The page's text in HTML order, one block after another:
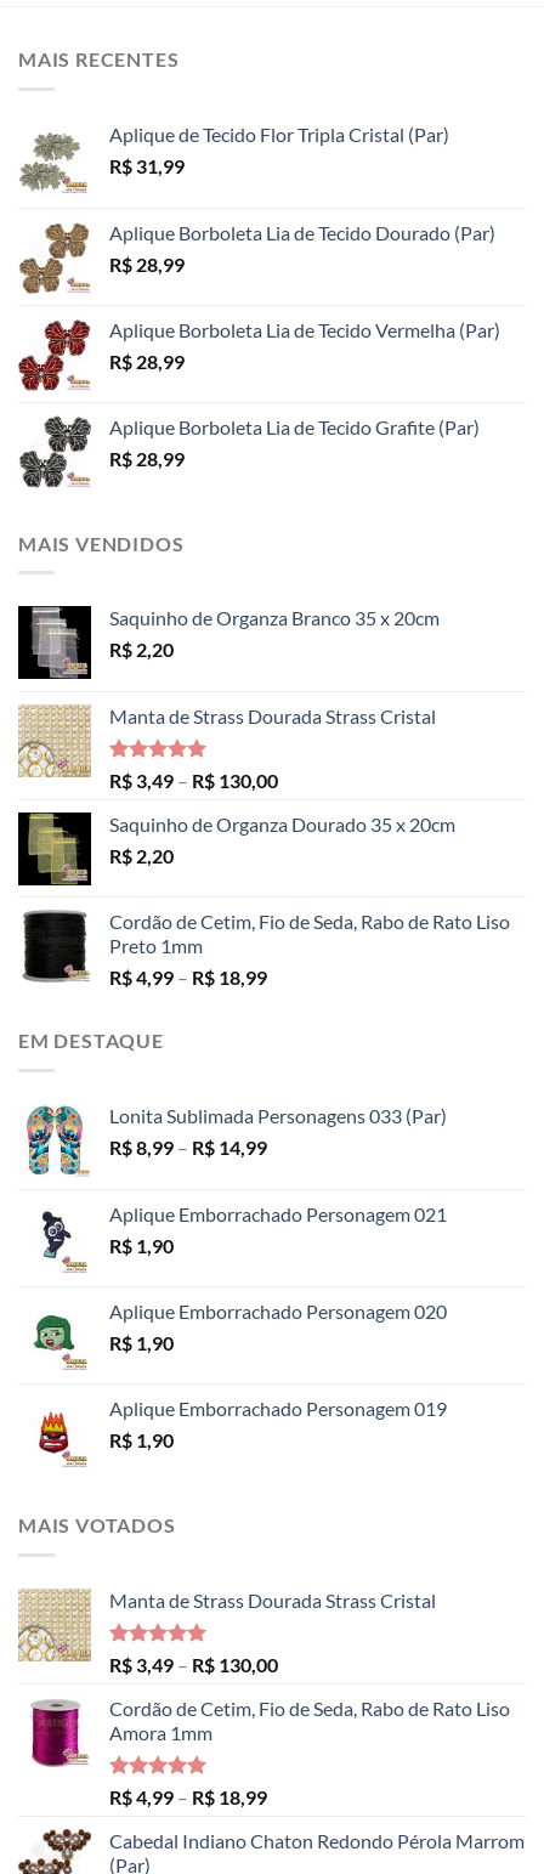
MAIS RECENTES
Aplique de Tecido Flor Tripla Cristal (Par)
R$ 31,99
Aplique Borboleta Lia de Tecido Dourado (Par)
R$ 28,99
Aplique Borboleta Lia de Tecido Vermelha (Par)
R$ 28,99
Aplique Borboleta Lia de Tecido Grafite (Par)
R$ 28,99
MAIS VENDIDOS
Saquinho de Organza Branco 35 x 20cm
R$ 2,20
Manta de Strass Dourada Strass Cristal
Avaliação
5.00
de 5
R$ 3,49 – R$ 130,00Faixa
preço:
Saquinho de Organza Dourado 35 x 20cm
R$ 2,20
Cordão de Cetim, Fio de Seda, Rabo de Rato Liso
Preto 1mm
R$4,99 – R$ 18,99Faixa
EM DESTAQUE
Lonita Sublimada Personagens 033 (Par)
R$8,99 – R$ 14,99Faixa
R$ 8,99
Aplique Emborrachado Personagem 021
R$ 1,90
Aplique Emborrachado Personagem 020
R$ 1,90
Aplique Emborrachado Personagem 019
R$ 1,90
MAIS VOTADOS
Manta de Strass Dourada Strass Cristal
Avaliação
5.00
de 5
R$ 3,49 – R$ 130,00Faixa
preço:
Cordão de Cetim, Fio de Seda, Rabo de Rato Liso
Amora 1mm
Avaliação
5.00
de 5
R$4,99 – R$ 18,99Faixa
preço:
Cabedal Indiano Chaton Redondo Pérola Marrom
(Par)